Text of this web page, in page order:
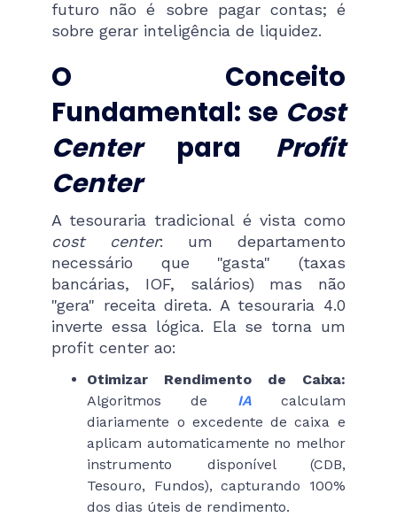
futuro não é sobre pagar contas; é
sobre gerar inteligência de liquidez.
O Conceito
Fundamental: se Cost
Centerpara Profit
Center
A tesouraria tradicional é vista como
cost center: um departamento
necessário que "gasta" (taxas
bancárias, IOF, salários) mas não
"gera" receita direta. A tesouraria 4.0
inverte essa lógica. Ela se torna um
profit center ao:
Otimizar Rendimento de Caixa:
Algoritmos de IAcalculam
diariamente o excedente de caixa e
aplicam automaticamente no melhor
instrumento disponível (CDB,
Tesouro, Fundos), capturando 100%
dos dias úteis de rendimento.